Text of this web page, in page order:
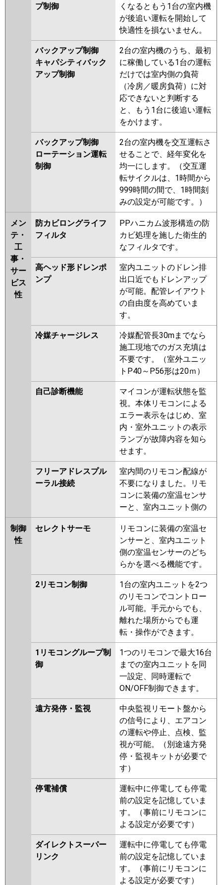
プ制御
くなるともう1台の室内機
が後追い運転を開始して
快適性を損ないません。
バックアップ制御
キャパシティバック
アップ制御
2台の室内機のうち、最初
に稼働している1台の運転
だけでは室内側の負荷
（冷房／暖房負荷）に対
応できないと判断する
と、もう1台に後追い運転
をかけます。
バックアップ制御
ローテーション運転
制御
2台の室内機を交互運転さ
せることで、経年変化を
均一にします。（交互運
転サイクルは、1時間から
999時間の間で、1時間刻
みの設定が可能です。）
メン
テ・
工
事・
サー
ビス
性
防カビロングライフ
フィルタ
PPハニカム波形構造の防
カビ処理を施した衛生的
なフィルタです。
高ヘッド形ドレンポ
ンプ
室内ユニットのドレン排
出口近でもドレンアップ
が可能。配管レイアウト
の自由度を高めていま
す。
冷媒チャージレス
冷媒配管長30mまでなら
施工現地でのガス充填は
不要です。（室外ユニッ
トP40～P56形は20ｍ）
自己診断機能
マイコンが運転状態を監
視。本体リモコンによる
エラー表示をはじめ、室
内・室外ユニットの表示
ランプが故障内容を知ら
せます。
フリーアドレスプル
ーラル接続
室内間のリモコン配線が
不要になりました。リモ
コンに装備の室温センサ
ーと、室内ユニット側の
制御
性
セレクトサーモ
リモコンに装備の室温セ
ンサーと、室内ユニット
側の室温センサーのどち
らかを選べる機能です。
2リモコン制御
1台の室内ユニットを2つ
のリモコンでコントロー
ル可能。手元からでも、
離れた場所からでも運
転・操作ができます。
1リモコングループ制
御
1つのリモコンで最大16台
までの室内ユニットを同
一設定、同時運転で
ON/OFF制御できます。
遠方発停・監視
中央監視リモート盤から
の信号により、エアコン
の運転や停止、点検、監
視が可能。（別途遠方発
停・監視キットが必要で
す）
停電補償
運転中に停電しても停電
前の設定を記憶していま
す。（事前にリモコンに
よる設定が必要です）
ダイレクトスーパー
リンク
運転中に停電しても停電
前の設定を記憶していま
す。（事前にリモコンに
よる設定が必要です）